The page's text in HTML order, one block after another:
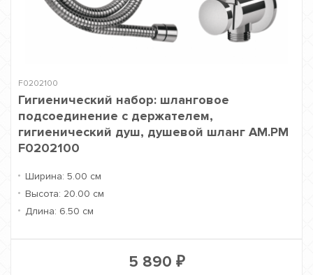
F0202100
Гигиенический набор: шланговое
подсоединение с держателем,
гигиенический душ, душевой шланг AM.PM
F0202100
Ширина: 5.00 см
Высота: 20.00 см
Длина: 6.50 см
5 890 ₽